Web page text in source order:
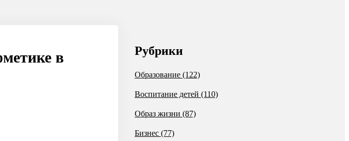
в
Рубрики
Образование (122)
Воспитание детей (110)
Образ жизни (87)
Бизнес (77)